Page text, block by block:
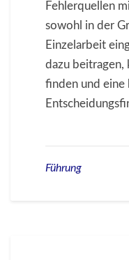
Fehlerquellen
sowohl in der
Einzelarbeit
dazu beitragen,
finden und eine
Führung